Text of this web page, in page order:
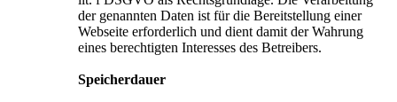
der genannten Daten ist für die Bereitstellung einer
Webseite erforderlich und dient damit der Wahrung
eines berechtigten Interesses des Betreibers.
Speicherdauer